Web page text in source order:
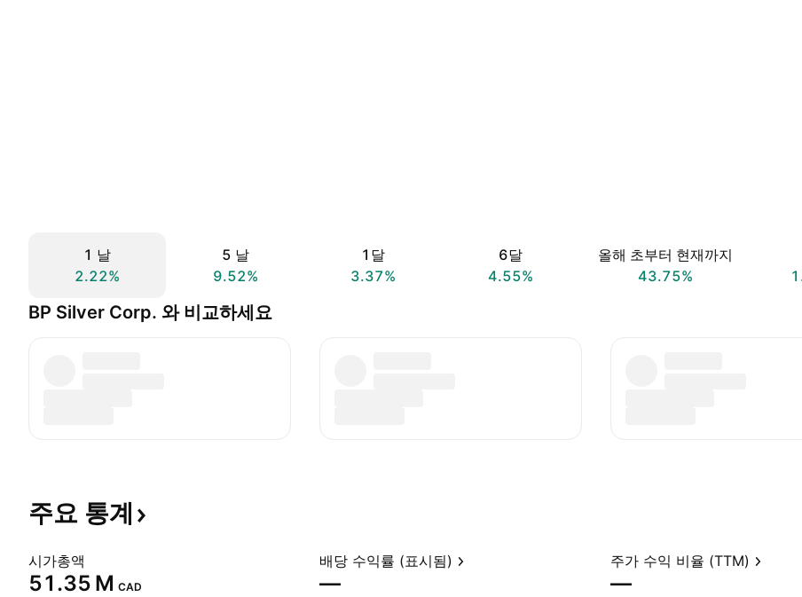
1 날
2.22%
5 날
9.52%
1달
3.37%
6달
4.55%
올해 초부터 현재까지
43.75%
BP Silver Corp. 와 비교하세요
주요 통계
시가총액
‪51.35 M‬ CAD
배당 수익률 (표시됨)
—
주가 수익 비율 (TTM)
—